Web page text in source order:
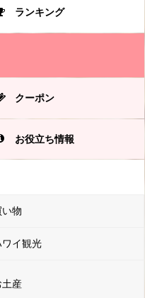
ランキング
クーポン
お役立ち情報
い物
ワイ観光
土産